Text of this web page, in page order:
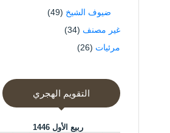
ضيوف الشيخ (49)
غير مصنف (34)
مرئيات (26)
التقويم الهجري
ربيع الأول 1446